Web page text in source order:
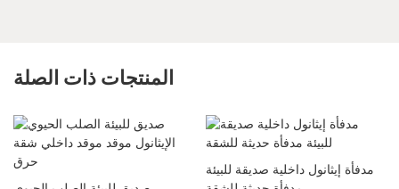
المنتجات ذات الصلة
مدفأة إيثانول داخلية صديقة للبيئة